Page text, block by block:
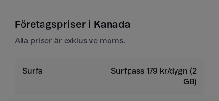
Företagspriser i Kanada
Alla priser är exklusive moms.
Surfa
Surfpass 179 kr/dygn (2
GB)